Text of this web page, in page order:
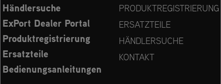
Händlersuche
ExPort Dealer Portal
Produktregistrierung
Ersatzteile
Bedienungsanleitungen
PRODUKTREGISTRIERUNG
ERSATZTEILE
HÄNDLERSUCHE
KONTAKT